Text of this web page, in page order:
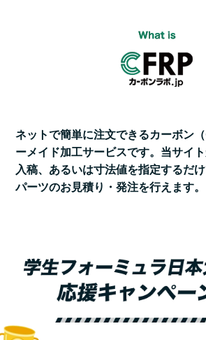
ネットで簡単に注文できるカーボン
ーメイド加工サービスです。当サイ
入稿、 あるいは寸法値を指定するだ
パーツのお見積り・発注を行えます。